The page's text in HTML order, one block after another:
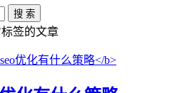
搜 索
签的文章